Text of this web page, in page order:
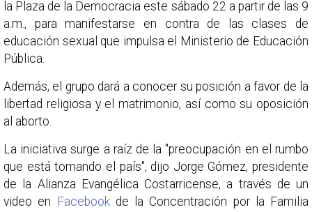
la Plaza de la Democracia este sábado 22 a partir de las 9
a.m., para manifestarse en contra de las clases de
educación sexual que impulsa el Ministerio de Educación
Pública.
Además, el grupo dará a conocer su posición a favor de la
libertad religiosa y el matrimonio, así como su oposición
al aborto.
La iniciativa surge a raíz de la "preocupación en el rumbo
que está tomando el país", dijo Jorge Gómez, presidente
de la Alianza Evangélica Costarricense, a través de un
video en
Facebookde la Concentración por la Familia